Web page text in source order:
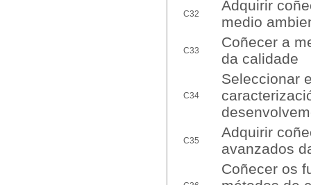
C32
Adquirir
medio
C33
Coñecer a
da calidade
C34
Seleccionar
C35
Adquirir
avanzados
Coñecer os